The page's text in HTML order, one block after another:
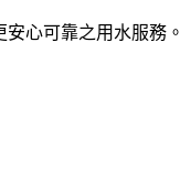
心可靠之用水服務。